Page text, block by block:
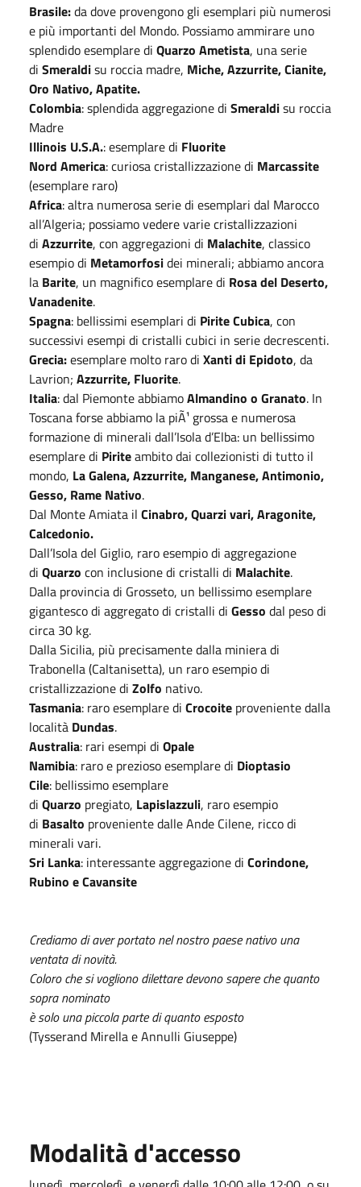
Brasile:da dove provengono gli esemplari più numerosi
e più importanti del Mondo. Possiamo ammirare uno
splendido esemplare di Quarzo Ametista, una serie
di Smeraldisu roccia madre, Miche, Azzurrite, Cianite,
Oro Nativo, Apatite.
Colombia: splendida aggregazione di Smeraldisu roccia
Madre
Illinois U.S.A.: esemplare di Fluorite
Nord America: curiosa cristallizzazione di Marcassite
(esemplare raro)
Africa: altra numerosa serie di esemplari dal Marocco
all’Algeria; possiamo vedere varie cristallizzazioni
di Azzurrite, con aggregazioni di Malachite, classico
esempio di Metamorfosidei minerali; abbiamo ancora
la Barite, un magnifico esemplare di Rosa del Deserto,
Vanadenite.
Spagna: bellissimi esemplari di Pirite Cubica, con
successivi esempi di cristalli cubici in serie decrescenti.
Grecia:esemplare molto raro di Xanti di Epidoto, da
Lavrion; Azzurrite, Fluorite.
Italia: dal Piemonte abbiamoAlmandino o Granato. In
Toscana forse abbiamo la piÃ¹ grossa e numerosa
formazione di minerali dall’Isola d’Elba: un bellissimo
esemplare di Piriteambito dai collezionisti di tutto il
mondo, La Galena, Azzurrite, Manganese, Antimonio,
Gesso, Rame Nativo.
Dal Monte Amiata il Cinabro, Quarzi vari, Aragonite,
Calcedonio.
Dall’Isola del Giglio, raro esempio di aggregazione
di Quarzo con inclusione di cristalli di Malachite.
Dalla provincia di Grosseto, un bellissimo esemplare
gigantesco di aggregato di cristalli di Gesso dal peso di
circa 30 kg.
Dalla Sicilia, più precisamente dalla miniera di
Trabonella (Caltanisetta), un raro esempio di
cristallizzazione di Zolfo nativo.
Tasmania: raro esemplare di Crocoite proveniente dalla
località Dundas.
Australia: rari esempi di Opale
Namibia: raro e prezioso esemplare di Dioptasio
Cile: bellissimo esemplare
di Quarzo pregiato, Lapislazzuli, raro esempio
di Basalto proveniente dalle Ande Cilene, ricco di
minerali vari.
Sri Lanka: interessante aggregazione di Corindone,
Rubino e Cavansite
Crediamo di aver portato nel nostro paese nativo una
ventata di novità.
Coloro che si vogliono dilettare devono sapere che quanto
sopra nominato
è solo una piccola parte di quanto esposto
(Tysserand Mirella e Annulli Giuseppe)
Modalità d'accesso